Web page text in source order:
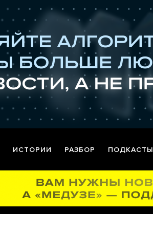
ИСТОРИИ РАЗБОР ПОДКАСТЫ